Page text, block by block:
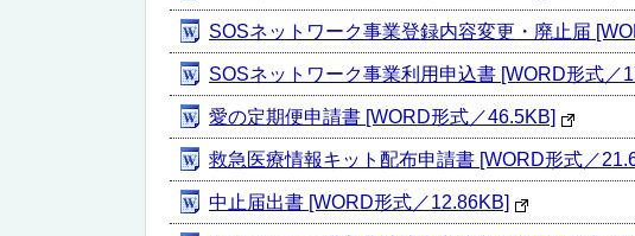
SOSネットワーク事業登録内容変更・廃止届
SOSネットワーク事業利用申込書 [WORD形式／
愛の定期便申請書 [WORD形式／46.5KB]
救急医療情報キット配布申請書 [WORD形式／
中止届出書 [WORD形式／12.86KB]